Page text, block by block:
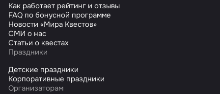
Как работает рейтинг и отзывы
FAQ по бонусной программе
Новости «Мира Квестов»
СМИ о нас
Статьи о квестах
Праздники
Детские праздники
Корпоративные праздники
Организаторам